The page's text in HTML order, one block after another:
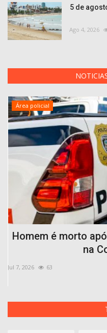
5 de
Ago 4, 2026
Área policial
Homem é morto
na
Jul 7, 2026 63